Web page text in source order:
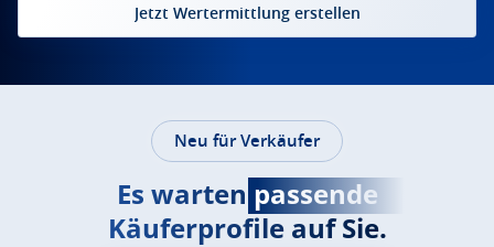
Jetzt Wertermittlung erstellen
Neu für Verkäufer
Es warten passende
Käuferprofile auf Sie.